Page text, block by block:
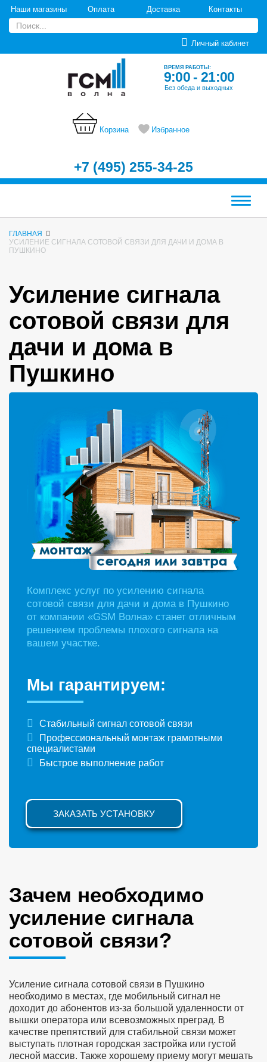
Наши магазины Оплата Доставка Контакты
Личный кабинет
ВРЕМЯ РАБОТЫ:
9:00 - 21:00
Без обеда и выходных
Корзина Избранное
+7 (495) 255-34-25
Меню
ГЛАВНАЯ
УСИЛЕНИЕ СИГНАЛА СОТОВОЙ СВЯЗИ ДЛЯ ДАЧИ И ДОМА В
ПУШКИНО
Усиление сигнала
сотовой связи для
дачи и дома в
Пушкино
Комплекс услуг по усилению сигнала
сотовой связи для дачи и дома в Пушкино
от компании «GSM Волна» станет отличным
решением проблемы плохого сигнала на
вашем участке.
Мы гарантируем:
Стабильный сигнал сотовой связи
Профессиональный монтаж грамотными
специалистами
Быстрое выполнение работ
ЗАКАЗАТЬ УСТАНОВКУ
Зачем необходимо
усиление сигнала
сотовой связи?
Усиление сигнала сотовой связи в Пушкино
необходимо в местах, где мобильный сигнал не
доходит до абонентов из-за большой удаленности от
вышки оператора или всевозможных преград. В
качестве препятствий для стабильной связи может
выступать плотная городская застройка или густой
лесной массив. Также хорошему приему могут мешать